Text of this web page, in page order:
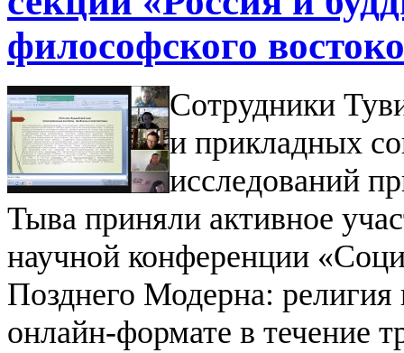
философского
Сотрудники
и прикладных
исследований
Тыва приняли активное
научной конференции
Позднего Модерна:
онлайн-формате в течение